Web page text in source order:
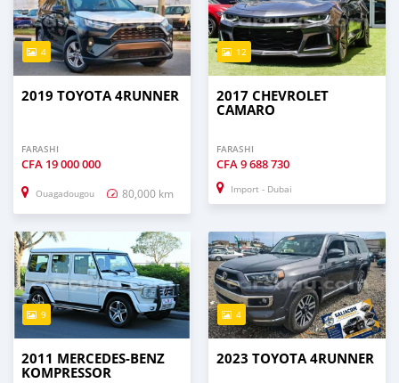
4
2019 TOYOTA 4RUNNER
FARASHI
CFA 19 000 000
Ouagadougou 80,000 km
12
2017 CHEVROLET
CAMARO
FARASHI
CFA9 688 730
Import - Dubai
9
2011 MERCEDES-BENZ
KOMPRESSOR
4
2023 TOYOTA 4RUNNER